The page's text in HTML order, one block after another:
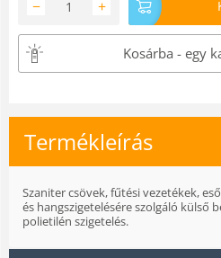
+
−
Kosárba - egy
Termékleírás
Szaniter csövek, fűtési vezetékek,
és hangszigetelésére szolgáló külső
polietilén szigetelés.